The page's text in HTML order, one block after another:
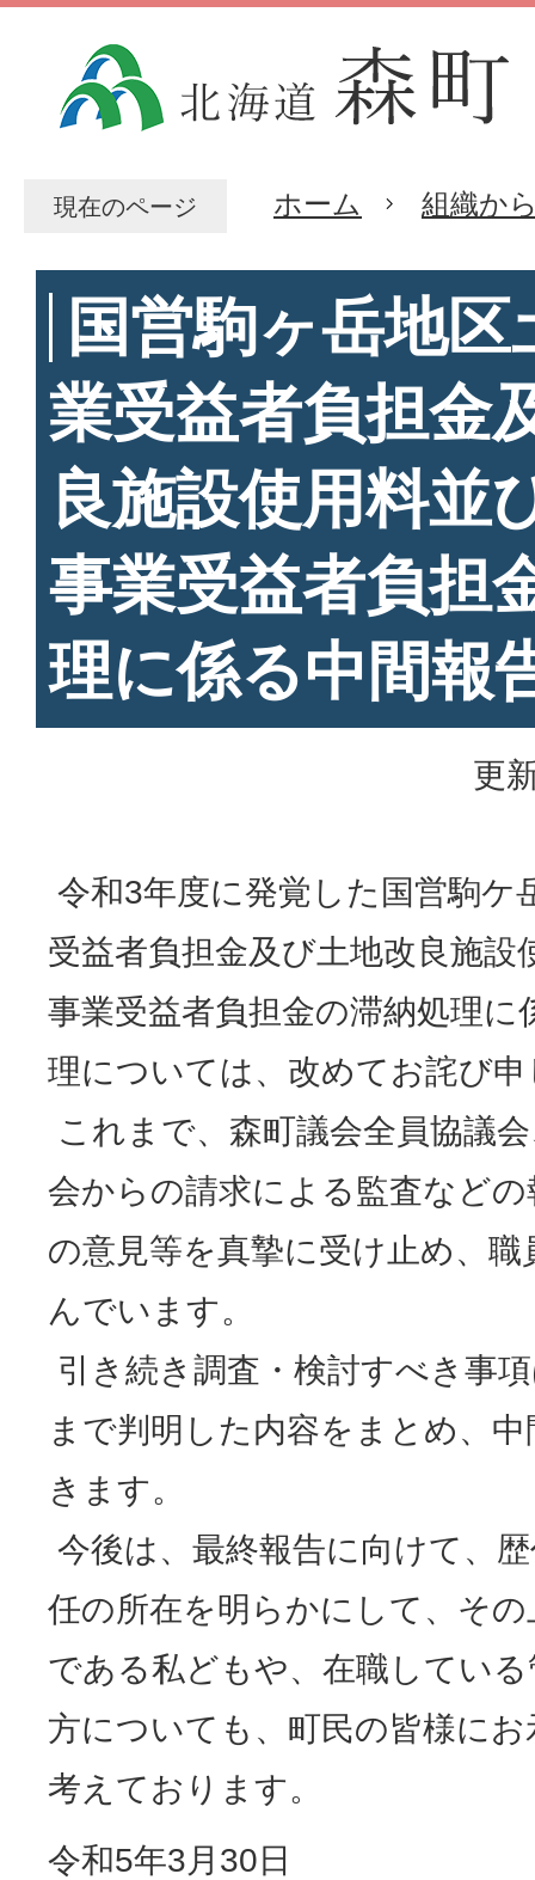
現在のページ ホーム 組織か
国営駒ヶ岳地
業受益者負担金
良施設使用料並
事業受益者負担
理に係る中間報
更
令和3年度に発覚した国営駒ケ
受益者負担金及び土地改良施設
事業受益者負担金の滞納処理に
理については、改めてお詫び
これまで、森町議会全員協議
会からの請求による監査など
の意見等を真摯に受け止め、
んでいます。
引き続き調査・検討すべき事
まで判明した内容をまとめ、
きます。
今後は、最終報告に向けて、
任の所在を明らかにして、そ
である私どもや、在職してい
方についても、町民の皆様に
考えております。
令和5年3月30日